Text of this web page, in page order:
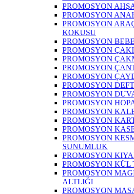
PROMOSYON
PROMOSYON
PROMOSYON
KOKUSU
PROMOSYON
PROMOSYON
PROMOSYON
PROMOSYON
PROMOSYON
PROMOSYON
PROMOSYON
PROMOSYON
PROMOSYON
PROMOSYON
PROMOSYON
PROMOSYON
SUNUMLUK
PROMOSYON
PROMOSYON KÜL
PROMOSYON
ALTLIĞI
PROMOSYON